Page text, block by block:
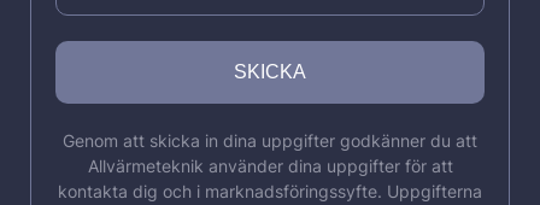
Genom att skicka in dina uppgifter godkänner du att
Allvärmeteknik använder dina uppgifter för att
kontakta dig och i marknadsföringssyfte. Uppgifterna